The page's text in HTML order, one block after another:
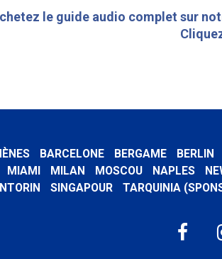
le guide audio complet sur
BARCELONE BERGAME BERLIN
MIAMI MILAN MOSCOU NAPLES
SINGAPOUR TARQUINIA